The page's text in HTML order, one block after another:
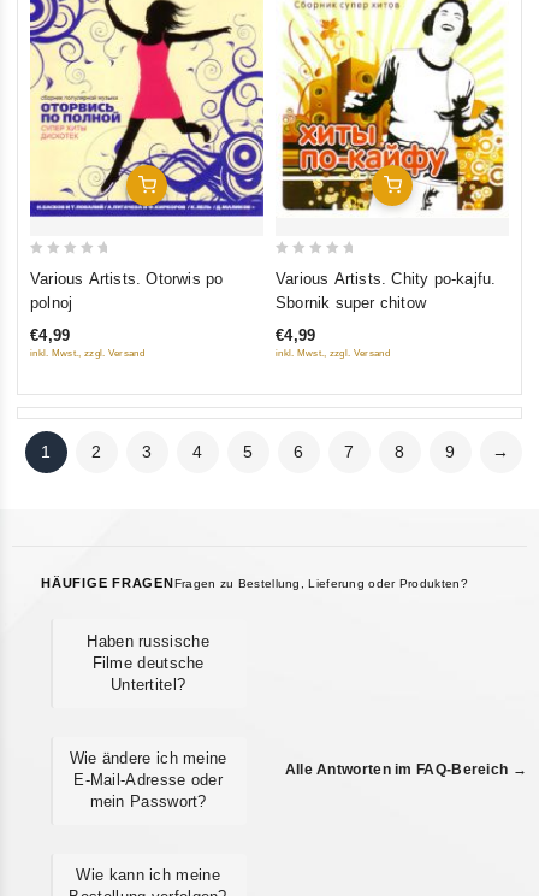
In Den Warenkorb
5
Various Artists. Otorwis po
polnoj
€4,99
inkl. Mwst., zzgl. Versand
In Den Warenkorb
5
Various Artists. Chity po-kajfu.
Sbornik super chitow
€4,99
inkl. Mwst., zzgl. Versand
1 2 3 4 5 6 7 8 9 →
HÄUFIGE FRAGEN Fragen zu Bestellung, Lieferung oder Produkten?
Haben russische
Filme deutsche
Untertitel?
Wie ändere ich meine
E-Mail-Adresse oder
mein Passwort?
Wie kann ich meine
Alle Antworten im FAQ-Bereich →